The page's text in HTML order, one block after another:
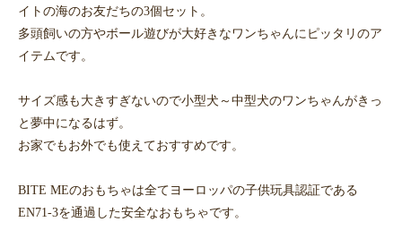
イトの海のお友だちの3個セット。
多頭飼いの方やボール遊びが大好きなワンちゃんにピッタリのア
イテムです。
サイズ感も大きすぎないので小型犬～中型犬のワンちゃんがきっ
と夢中になるはず。
お家でもお外でも使えておすすめです。
BITE MEのおもちゃは全てヨーロッパの子供玩具認証である
EN71-3を通過した安全なおもちゃです。